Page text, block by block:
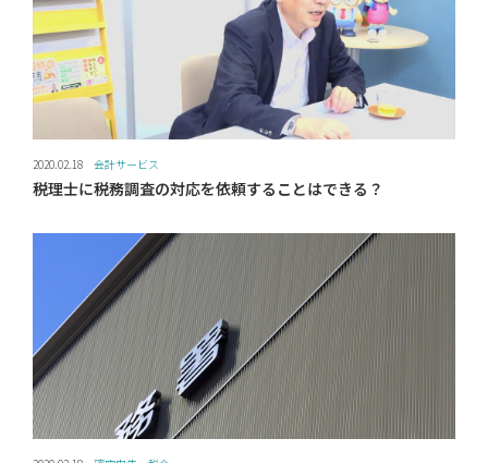
2020.02.18 会計サービス
税理士に税務調査の対応を依頼することはできる？